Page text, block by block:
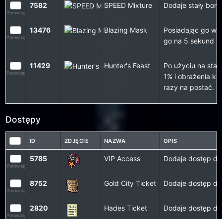
Porównaj
7582 SPEED Mixture Dodaje stały
Porównaj
13476 Blazing Mask
Posiadając go w
go na 5 sekund i
Porównaj
11429 Hunter's Feast
Po użyciu na
1% i obrażenia
razy na postać.
Dostępy
ID ZDJĘCIE NAZWA OPIS
Porównaj
5785 VIP Access Dodaje dostęp
Porównaj
8752 Gold City Ticket Dodaje dostęp
Porównaj
2820 Hades Ticket Dodaje dostęp